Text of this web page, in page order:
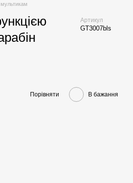
Артикул
GT3007bls
Порівняти В бажання